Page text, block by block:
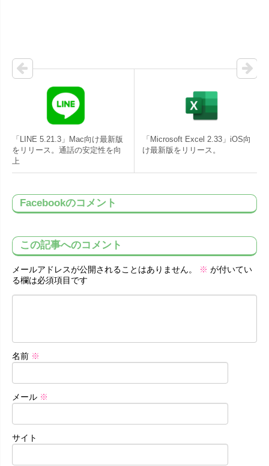
「LINE 5.21.3」Mac向け最新版
をリリース。通話の安定性を向
上
「Microsoft Excel 2.33」iOS向
け最新版をリリース。
Facebookのコメント
この記事へのコメント
メールアドレスが公開されることはありません。 ※ が付いてい
る欄は必須項目です
名前 ※
メール ※
サイト